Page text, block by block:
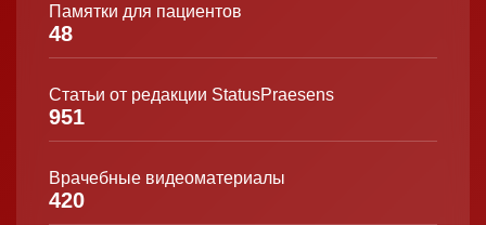
Памятки для пациентов
48
Статьи от редакции StatusPraesens
951
Врачебные видеоматериалы
420